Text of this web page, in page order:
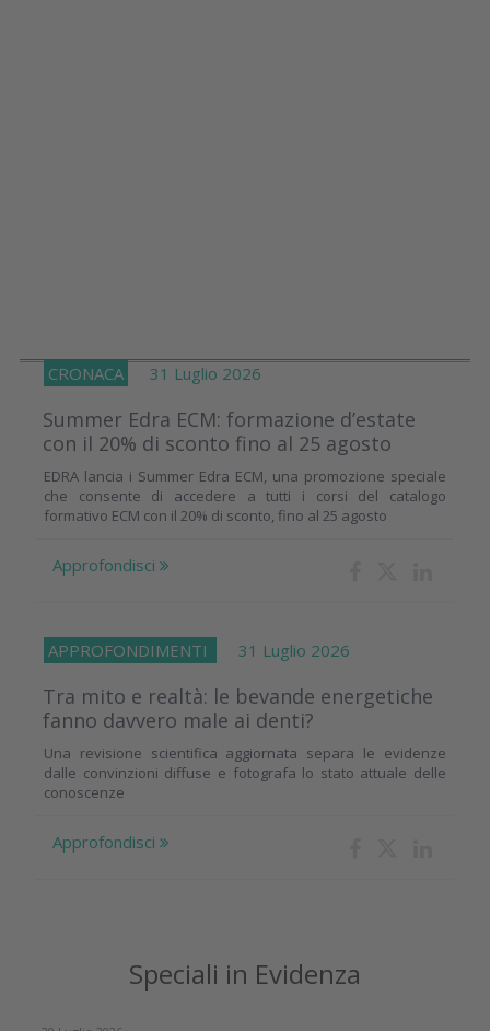
CRONACA 31 Luglio 2026
Summer Edra ECM: formazione d’estate
con il 20% di sconto fino al 25 agosto
EDRA lancia i Summer Edra ECM, una promozione speciale
che consente di accedere a tutti i corsi del catalogo
formativo ECM con il 20% di sconto, fino al 25 agosto
Approfondisci
APPROFONDIMENTI 31 Luglio 2026
Tra mito e realtà: le bevande energetiche
fanno davvero male ai denti?
Una revisione scientifica aggiornata separa le evidenze
dalle convinzioni diffuse e fotografa lo stato attuale delle
conoscenze
Approfondisci
Speciali in Evidenza